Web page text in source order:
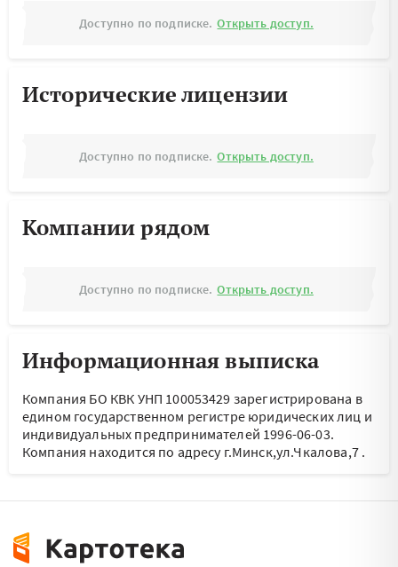
Доступно по подписке. Открыть доступ.
Исторические лицензии
Доступно по подписке. Открыть доступ.
Компании рядом
Доступно по подписке. Открыть доступ.
Информационная выписка
Компания БО КВК УНП 100053429 зарегистрирована в
едином государственном регистре юридических лиц и
индивидуальных предпринимателей 1996-06-03.
Компания находится по адресу г.Минск,ул.Чкалова,7.